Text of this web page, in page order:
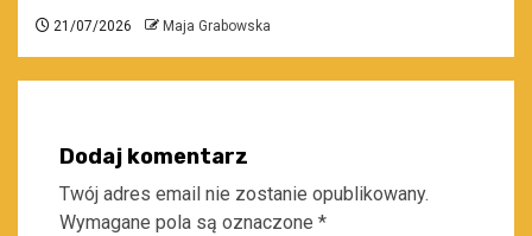
21/07/2026 Maja Grabowska
Dodaj komentarz
Twój adres email nie zostanie opublikowany.
Wymagane pola są oznaczone *